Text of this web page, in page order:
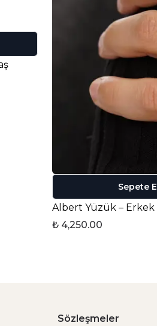
Sepete
₺ 4,250.00
Sözleşmeler